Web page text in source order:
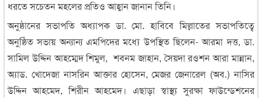
ধরতে সচেতন মহলের প্রতিও আহ্বান জানান তিনি।
অনুষ্ঠানের সভাপতি অধ্যাপক ডা. মো. হাবিবে মিল্লাতের সভাপতিত্বে
অনুষ্ঠিত সভায় অন্যান্য এমপিদের মধ্যে উপস্থিত ছিলেন- আরমা দত্ত, ডা.
সামিল উদ্দিন আহম্মেদ শিমুল, শবনম জাহান, সৈয়দা রওশন আরা মান্নান,
অ্যাড. খোদেজা নাসরিন আক্তার হোসেন, মেজর জেনারেল (অব.) নাসির
উদ্দিন আহমেদ, শিরীন আহমেদ। এছাড়া স্বাস্থ্য সুরক্ষা ফাউন্ডেশনের